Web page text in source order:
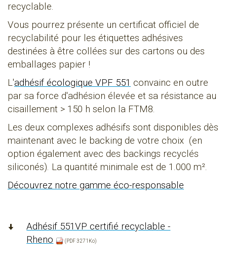
recyclable.
Vous pourrez présente un certificat officiel de
recyclabilité pour les étiquettes adhésives
destinées à être collées sur des cartons ou des
emballages papier !
L'adhésif écologique VPF 551 convainc en outre
par sa force d'adhésion élevée et sa résistance au
cisaillement > 150 h selon la FTM8.
Les deux complexes adhésifs sont disponibles dès
maintenant avec le backing de votre choix (en
option également avec des backings recyclés
siliconés). La quantité minimale est de 1.000 m².
Découvrez notre gamme éco-responsable
Adhésif 551VP certifié recyclable -
Rheno
(PDF 3271Ko)